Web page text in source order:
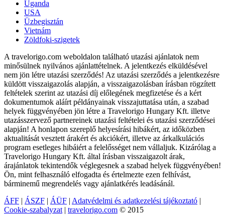
Uganda
USA
Üzbegisztán
Vietnám
Zöldfoki-szigetek
A travelorigo.com weboldalon található utazási ajánlatok nem
minősülnek nyilvános ajánlattételnek. A jelentkezés elküldésével
nem jön létre utazási szerződés! Az utazási szerződés a jelentkezésre
küldött visszaigazolás alapján, a visszaigazolásban írásban rögzített
feltételek szerint az utazási díj előlegének megfizetése és a kért
dokumentumok aláírt példányainak visszajuttatása után, a szabad
helyek függvényében jön létre a Travelorigo Hungary Kft. illetve
utazásszervező partnereinek utazási feltételei és utazási szerződései
alapján! A honlapon szereplő helyesírási hibákért, az időközben
aktualitását vesztett árakért és akciókért, illetve az árkalkulációs
program esetleges hibáiért a felelősséget nem vállaljuk. Kizárólag a
Travelorigo Hungary Kft. által írásban visszaigazolt árak,
árajánlatok tekintendők véglegesnek a szabad helyek függvényében!
Ön, mint felhasználó elfogadta és értelmezte ezen felhívást,
bárminemű megrendelés vagy ajánlatkérés leadásánál.
ÁFF | ÁSZF | ÁÜF | Adatvédelmi és adatkezelési tájékoztató |
Cookie-szabalyzat | travelorigo.com © 2015